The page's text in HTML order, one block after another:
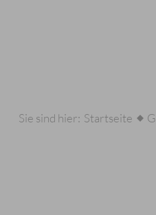
Sie sind hier: Startseite